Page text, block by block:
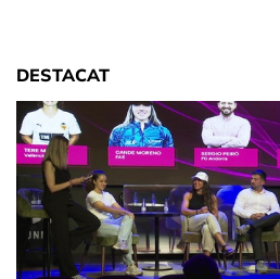
DESTACAT